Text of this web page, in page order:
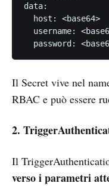
data:
  host: <base64>
username:
password:
Il Secret vive nel
RBAC e può essere
2.
Il
verso i parametri